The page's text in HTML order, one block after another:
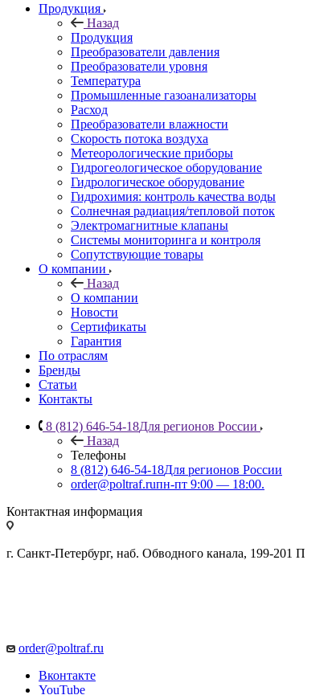
Продукция
Назад
Продукция
Преобразователи давления
Преобразователи уровня
Температура
Промышленные газоанализаторы
Расход
Преобразователи влажности
Скорость потока воздуха
Метеорологические приборы
Гидрогеологическое оборудование
Гидрологическое оборудование
Гидрохимия: контроль качества воды
Солнечная радиация/тепловой поток
Электромагнитные клапаны
Системы мониторинга и контроля
Сопутствующие товары
О компании
Назад
О компании
Новости
Сертификаты
Гарантия
По отраслям
Бренды
Статьи
Контакты
8 (812) 646-54-18Для регионов России
Назад
Телефоны
8 (812) 646-54-18Для регионов России
order@poltraf.ruпн-пт 9:00 — 18:00.
Контактная информация
г. Санкт-Петербург, наб. Обводного канала, 199-201 П
order@poltraf.ru
Вконтакте
YouTube